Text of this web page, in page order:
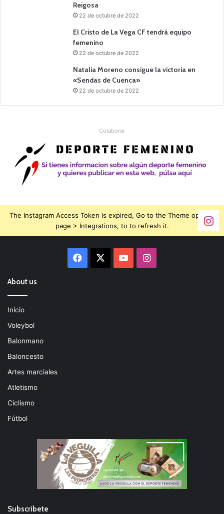
Reigosa
22 de octubre de 2022
El Cristo de La Vega CF tendrá equipo
femenino
22 de octubre de 2022
Natalia Moreno consigue la victoria en
«Sendas de Cuenca»
22 de octubre de 2022
Colaborar
The Instagram Access Token is expired, Go to the Theme options
page > Integrations, to to refresh it.
Facebook YouTubeInstagram
About us
Inicio
Voleybol
Balonmano
Baloncesto
Artes marciales
Atletismo
Ciclismo
Fútbol
Subscribete